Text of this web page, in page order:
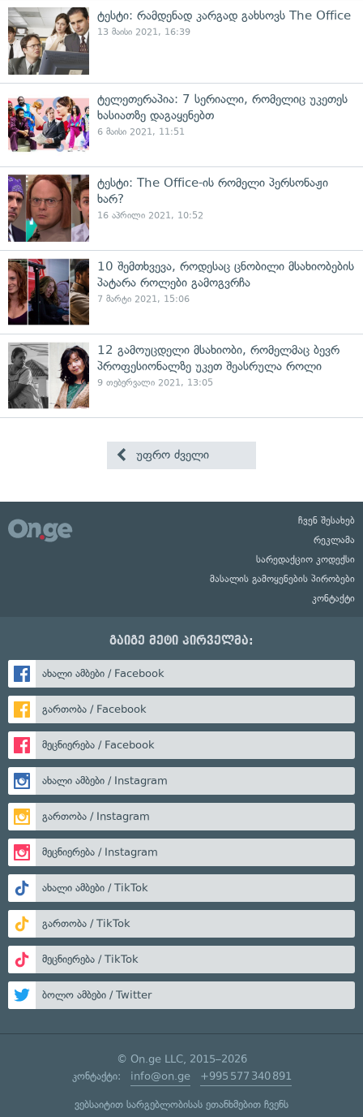
ტესტი: რამდენად კარგად გახსოვს The Office
13 მაისი 2021, 16:39
ტელეთერაპია: 7 სერიალი, რომელიც უკეთეს
ხასიათზე დაგაყენებთ
6 მაისი 2021, 11:51
ტესტი: The Office-ის რომელი პერსონაჟი
ხარ?
16 აპრილი 2021, 10:52
10 შემთხვევა, როდესაც ცნობილი მსახიობების
პატარა როლები გამოგვრჩა
7 მარტი 2021, 15:06
12 გამოუცდელი მსახიობი, რომელმაც ბევრ
პროფესიონალზე უკეთ შეასრულა როლი
9 თებერვალი 2021, 13:05
უფრო ძველი
ჩვენ შესახებ
რეკლამა
სარედაქციო კოდექსი
მასალის გამოყენების პირობები
კონტაქტი
გაიგე მეტი პირველმა:
ახალი ამბები / Facebook
გართობა / Facebook
მეცნიერება / Facebook
ახალი ამბები / Instagram
გართობა / Instagram
მეცნიერება / Instagram
ახალი ამბები / TikTok
გართობა / TikTok
მეცნიერება / TikTok
ბოლო ამბები / Twitter
© On.ge LLC, 2015–2026
კონტაქტი: info@on.ge +995 577 340 891
ვებსაიტით სარგებლობისას ეთანხმებით ჩვენს